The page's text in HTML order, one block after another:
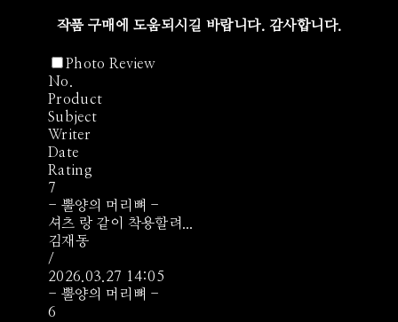
작품 구매에 도움되시길 바랍니다. 감사합니다.
Photo Review
No.
Product
Subject
Writer
Date
Rating
7
- 뿔양의 머리뼈 -
셔츠 랑 같이 착용할려...
김재동
/
2026.03.27 14:05
- 뿔양의 머리뼈 -
6